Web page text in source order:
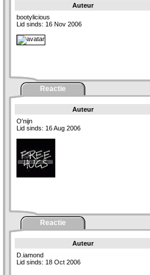
Auteur
bootylicious
Lid sinds: 16 Nov 2006
Reactie
Auteur
O'nijn
Lid sinds: 16 Aug 2006
Reactie
Auteur
D.iamond
Lid sinds: 18 Oct 2006